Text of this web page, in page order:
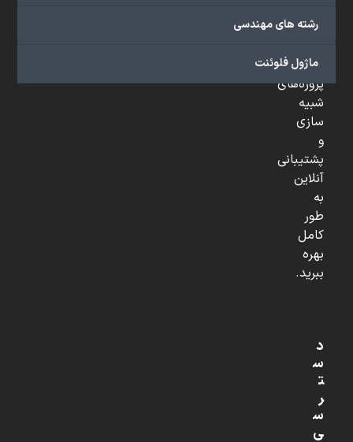
رشته های مهندسی
ماژول فلوئنت
آموزشی،
تخصصی،
پروژه‌های
شبیه
سازی
و
پشتیبانی
آنلاین
به
طور
کامل
بهره
ببرید.
د
س
ت
ر
س
ی